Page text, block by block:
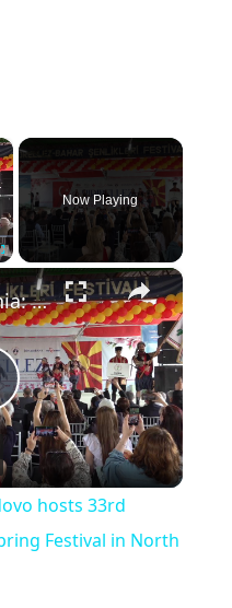
Now Playing
×
North Macedonia: Valandovo hosts 33rd International Hidirellez Spring Festival in North Macedonia.
hosts 33rd
Festival in North